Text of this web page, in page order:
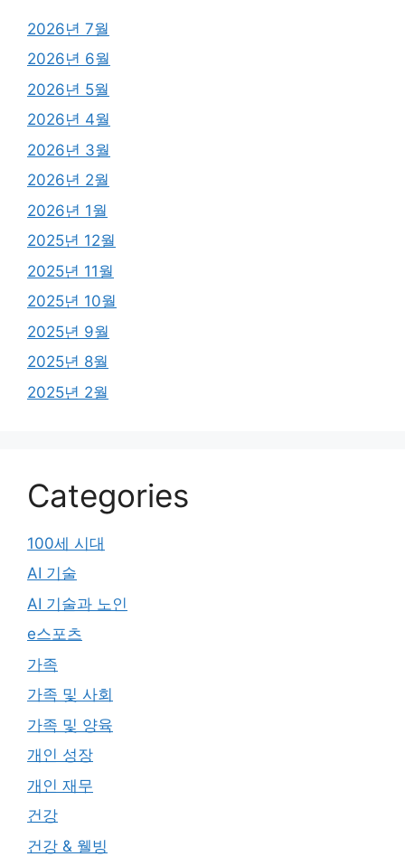
2026년 7월
2026년 6월
2026년 5월
2026년 4월
2026년 3월
2026년 2월
2026년 1월
2025년 12월
2025년 11월
2025년 10월
2025년 9월
2025년 8월
2025년 2월
Categories
100세 시대
AI 기술
AI 기술과 노인
e스포츠
가족
가족 및 사회
가족 및 양육
개인 성장
개인 재무
건강
건강 & 웰빙